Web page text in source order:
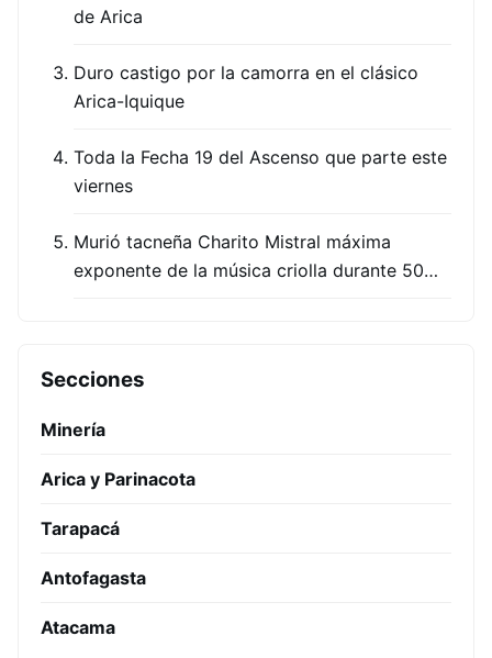
de Arica
Duro castigo por la camorra en el clásico
Arica-Iquique
Toda la Fecha 19 del Ascenso que parte este
viernes
Murió tacneña Charito Mistral máxima
exponente de la música criolla durante 50…
Secciones
Minería
Arica y Parinacota
Tarapacá
Antofagasta
Atacama